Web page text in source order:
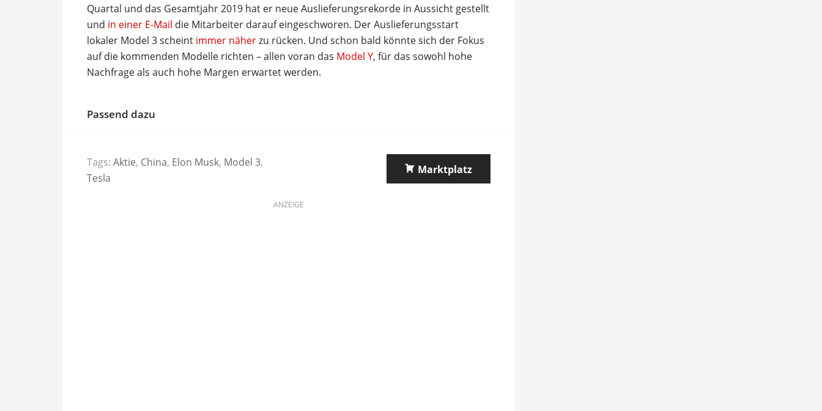
Quartal und das Gesamtjahr 2019 hat er neue Auslieferungsrekorde in Aussicht gestellt
und in einer E-Mail die Mitarbeiter darauf eingeschworen. Der Auslieferungsstart
lokaler Model 3 scheint immer näherzu rücken. Und schon bald könnte sich der Fokus
auf die kommenden Modelle richten – allen voran das Model Y, für das sowohl hohe
Nachfrage als auch hohe Margen erwartet werden.
Passend dazu
Tags: Aktie, China, Elon Musk, Model 3,
Tesla
Marktplatz
ANZEIGE